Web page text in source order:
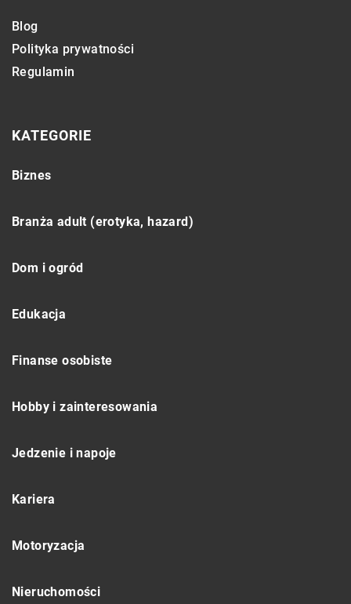
Blog
Polityka prywatności
Regulamin
KATEGORIE
Biznes
Branża adult (erotyka, hazard)
Dom i ogród
Edukacja
Finanse osobiste
Hobby i zainteresowania
Jedzenie i napoje
Kariera
Motoryzacja
Nieruchomości